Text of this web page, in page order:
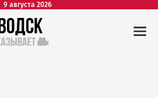
9 августа 2026